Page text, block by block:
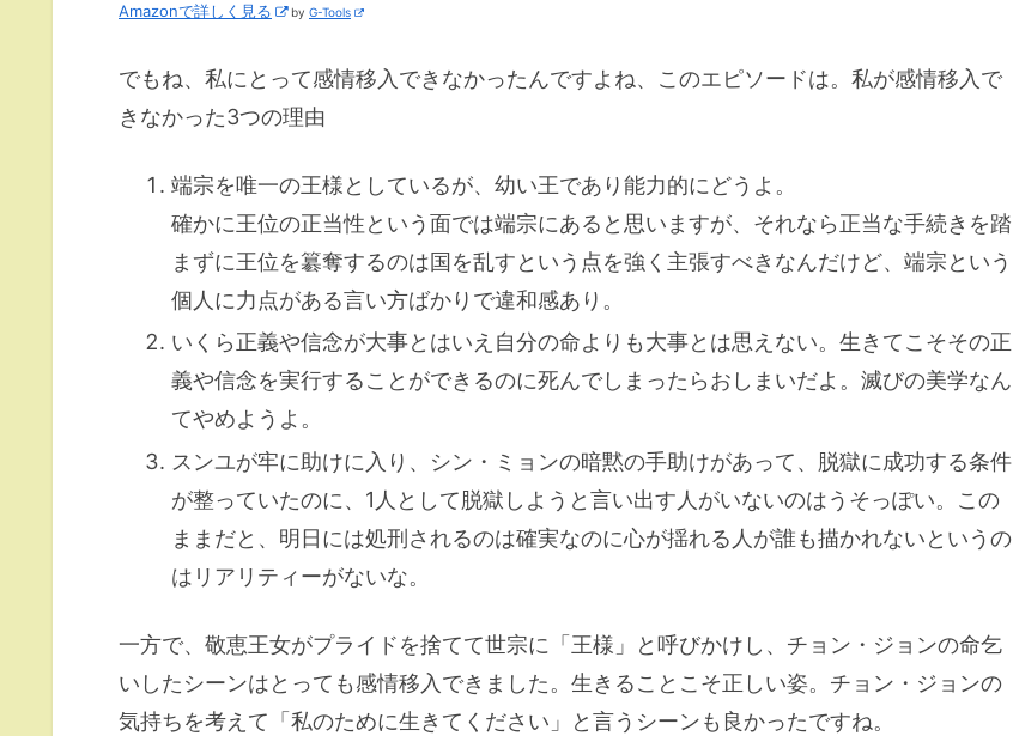
Amazonで詳しく見る by G-Tools
でもね、私にとって感情移入できなかったんですよね、このエピソードは。私が感情移入で
きなかった3つの理由
端宗を唯一の王様としているが、幼い王であり能力的にどうよ。
確かに王位の正当性という面では端宗にあると思いますが、それなら正当な手続きを踏
まずに王位を簒奪するのは国を乱すという点を強く主張すべきなんだけど、端宗という
個人に力点がある言い方ばかりで違和感あり。
いくら正義や信念が大事とはいえ自分の命よりも大事とは思えない。生きてこそその正
義や信念を実行することができるのに死んでしまったらおしまいだよ。滅びの美学なん
てやめようよ。
スンユが牢に助けに入り、シン・ミョンの暗黙の手助けがあって、脱獄に成功する条件
が整っていたのに、1人として脱獄しようと言い出す人がいないのはうそっぽい。この
ままだと、明日には処刑されるのは確実なのに心が揺れる人が誰も描かれないというの
はリアリティーがないな。
一方で、敬恵王女がプライドを捨てて世宗に「王様」と呼びかけし、チョン・ジョンの命乞
いしたシーンはとっても感情移入できました。生きることこそ正しい姿。チョン・ジョンの
気持ちを考えて「私のために生きてください」と言うシーンも良かったですね。